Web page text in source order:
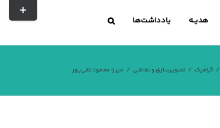
هدیــه یادداشت‌ها
گرافیک تصویرسازی و نقاشی میرزا محمود تقی‌پور
تغییر
نوار